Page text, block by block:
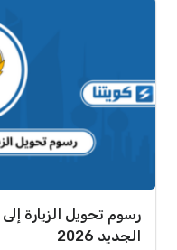
رسوم تحويل الزيارة
الجديد 2026